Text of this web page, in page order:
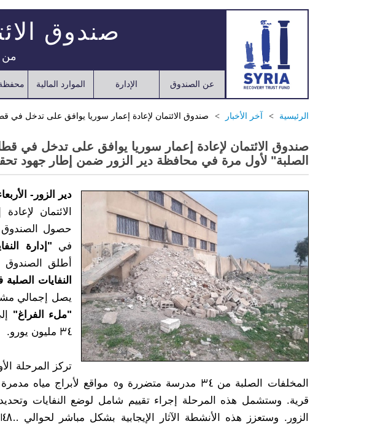
صندوق
من
عن الصندوق الإدارة الموارد المالية
الرئيسية آخر الأخبار صندوق الائتمان لإعادة إعمار سوريا يوافق على تدخل في
صندوق الائتمان لإعادة إعمار سوريا يوافق على تدخل في
الصلبة" لأول مرة في محافظة دير الزور ضمن إطار جهود
دير الزور- الأربعاء 26 حزيران،
الائتمان
حصول الصندوق
في "إدارة
أطلق
النفايات
يصل إجمالي
"ملء الفراغ"
34 مليون يورو.
تركز المرحلة
قرية. وستشمل هذه المرحلة إجراء تقييم شامل لوضع النفايات وتحديد